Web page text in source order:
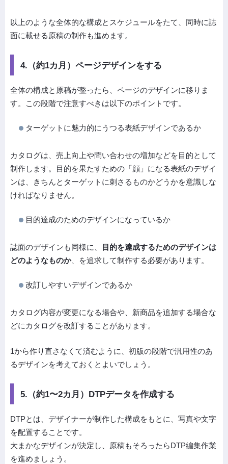
以上のような全体的な構成とスケジュールをたて、同時に誌
面に載せる原稿の制作も進めます。
4.（約1カ月）ページデザインをする
全体の構成と原稿が整ったら、ページのデザインに移りま
す。この段階で注意すべきは以下のポイントです。
ターゲットに魅力的にうつる表紙デザインであるか
カタログは、売上向上や問い合わせの増加などを目的として
制作します。目的を果たすための「顔」になる表紙のデザイ
ンは、きちんとターゲットに刺さるものかどうかを意識しな
ければなりません。
目的達成のためのデザインになっているか
誌面のデザインも同様に、
目的を達成するためのデザインは
どのようなものか、を追求して制作する必要があります。
改訂しやすいデザインであるか
カタログ内容が変更になる場合や、新商品を追加する場合な
どにカタログを改訂することがあります。
1から作り直さなくて済むように、初版の段階で汎用性のあ
るデザインを考えておくとよいでしょう。
5.（約1〜2カ月）DTPデータを作成する
DTPとは、デザイナーが制作した構成をもとに、写真や文字
を配置することです。
大まかなデザインが決定し、原稿もそろったらDTP編集作業
を進めましょう。